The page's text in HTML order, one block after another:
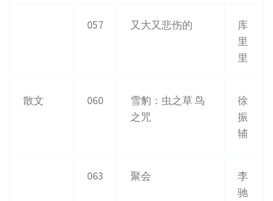
057 又大又悲伤的
库
里
里
散文 060
雪豹：虫之草 鸟
之咒
徐
振
辅
063 聚会
李
驰